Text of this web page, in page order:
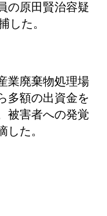
の原田賢治容疑
した。
業廃棄物処理場
多額の出資金を
被害者への発覚
した。